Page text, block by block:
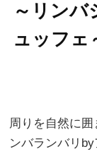
～リンバ
ュッフェ
周りを自然に
ンバランバリby